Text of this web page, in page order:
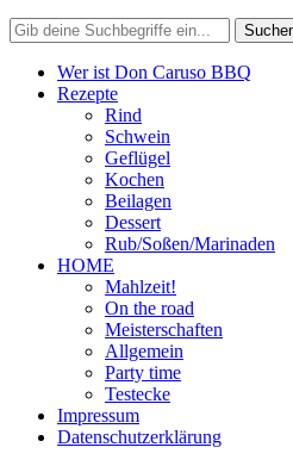
Wer ist Don Caruso BBQ
Rezepte
Rind
Schwein
Geflügel
Kochen
Beilagen
Dessert
Rub/Soßen/Marinaden
HOME
Mahlzeit!
On the road
Meisterschaften
Allgemein
Party time
Testecke
Impressum
Datenschutzerklärung